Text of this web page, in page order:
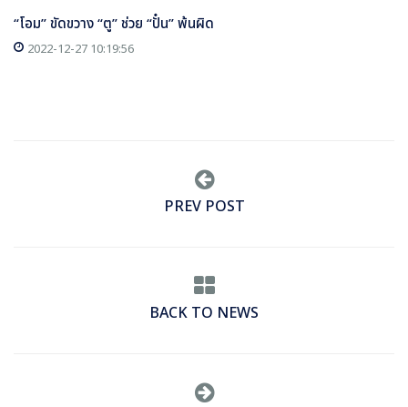
“โอม” ขัดขวาง “ตู” ช่วย “ปั๋น” พ้นผิด
2022-12-27 10:19:56
PREV POST
BACK TO NEWS